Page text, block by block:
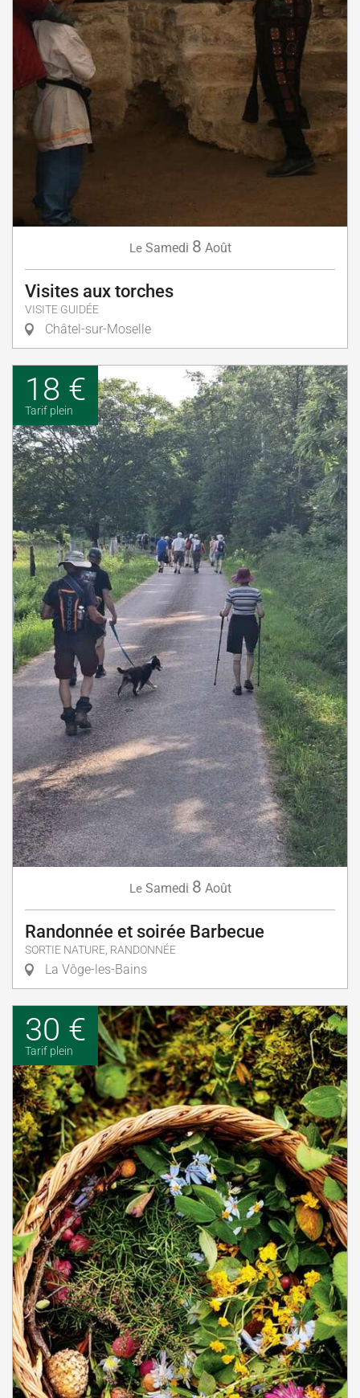
Le Samedi 8 Août
Visites aux torches
VISITE GUIDÉE
Châtel-sur-Moselle
18 €
Tarif plein
Le Samedi 8 Août
Randonnée et soirée Barbecue
SORTIE NATURE, RANDONNÉE
La Vôge-les-Bains
30 €
Tarif plein